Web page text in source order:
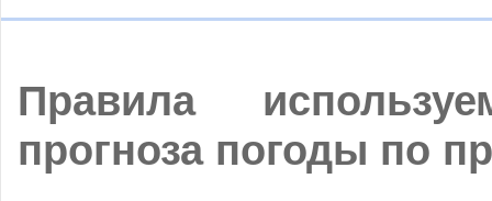
Правила
прогноза погоды по